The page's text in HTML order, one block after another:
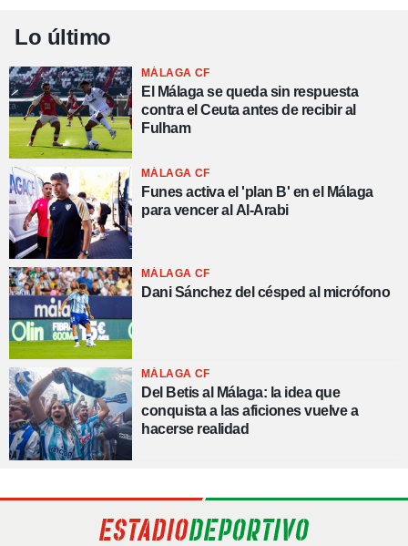
Lo último
MÁLAGA CF
El Málaga se queda sin respuesta
contra el Ceuta antes de recibir al
Fulham
MÁLAGA CF
Funes activa el 'plan B' en el Málaga
para vencer al Al-Arabi
MÁLAGA CF
Dani Sánchez del césped al micrófono
MÁLAGA CF
Del Betis al Málaga: la idea que
conquista a las aficiones vuelve a
hacerse realidad